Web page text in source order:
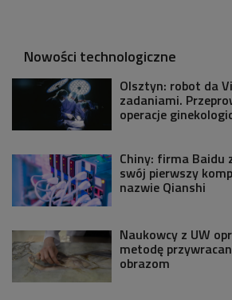
Nowości technologiczne
Olsztyn: robot da
zadaniami.
operacje
Chiny: firma Baidu
swój pierwszy
nazwie Qianshi
Naukowcy z UW
metodę
obrazom